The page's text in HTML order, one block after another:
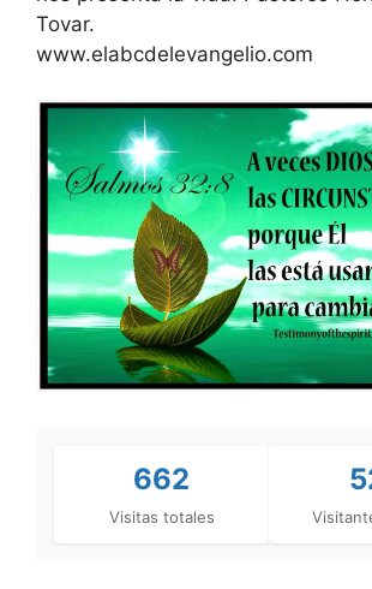
Tovar.
www.elabcdelevangelio.com
662
Visitas totales